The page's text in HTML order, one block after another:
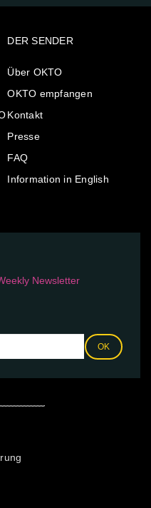
DER SENDER
Über OKTO
OKTO empfangen
Kontakt
Presse
FAQ
Information in English
Newsletter
OK